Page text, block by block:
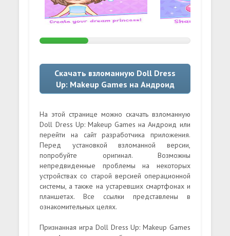
Скачать взломанную Doll Dress
Up: Makeup Games на Андроид
На этой странице можно скачать взломанную
Doll Dress Up: Makeup Games на Андроид или
перейти на сайт разработчика приложения.
Перед установкой взломанной версии,
попробуйте оригинал. Возможны
непредвиденные проблемы на некоторых
устройствах со старой версией операционной
системы, а также на устаревших смартфонах и
планшетах. Все ссылки представлены в
ознакомительных целях.
Признанная игра Doll Dress Up: Makeup Games